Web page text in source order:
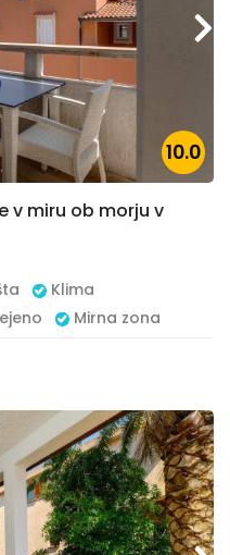
10.0
v miru ob morju v
Klima
Mirna zona